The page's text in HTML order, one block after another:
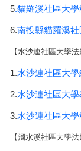
5.貓羅溪社區大
6.南投縣貓羅溪
【水沙連社區大學法
1.水沙連社區大
2.水沙連社區大
3.水沙連社區大
【濁水溪社區大學法